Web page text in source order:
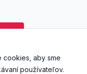
DoKostola -
Aplikácia
cookies, aby sme
používateľov.